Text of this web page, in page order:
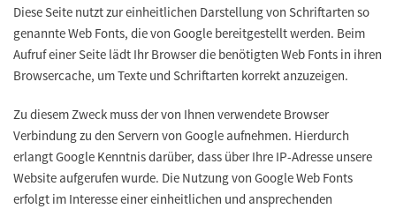
Diese Seite nutzt zur einheitlichen Darstellung von Schriftarten so
genannte Web Fonts, die von Google bereitgestellt werden. Beim
Aufruf einer Seite lädt Ihr Browser die benötigten Web Fonts in ihren
Browsercache, um Texte und Schriftarten korrekt anzuzeigen.
Zu diesem Zweck muss der von Ihnen verwendete Browser
Verbindung zu den Servern von Google aufnehmen. Hierdurch
erlangt Google Kenntnis darüber, dass über Ihre IP-Adresse unsere
Website aufgerufen wurde. Die Nutzung von Google Web Fonts
erfolgt im Interesse einer einheitlichen und ansprechenden